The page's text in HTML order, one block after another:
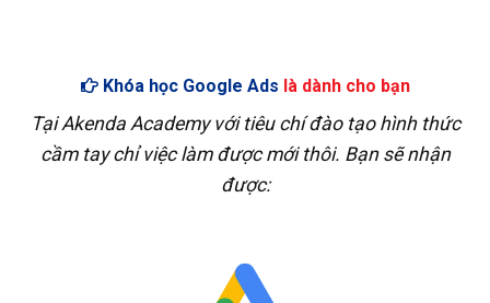
Khóa học Google Ads là dành cho bạn
Tại Akenda Academy với tiêu chí đào tạo hình thức
cầm tay chỉ việc làm được mới thôi. Bạn sẽ nhận
được: